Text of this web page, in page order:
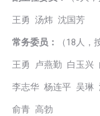
王勇 汤炜 沈国芳
常务委员： （18人，
王勇 卢燕勤 白玉兴
李志华 杨连平 吴琳
俞青 高勃